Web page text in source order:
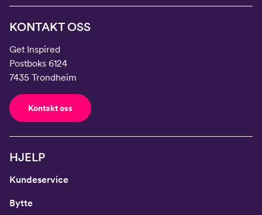
KONTAKT OSS
Get Inspired
Postboks 6124
7435 Trondheim
Kontakt oss
HJELP
Kundeservice
Bytte